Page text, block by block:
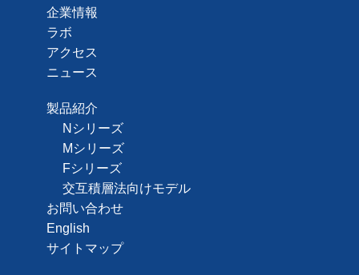
企業情報
ラボ
アクセス
ニュース
製品紹介
Nシリーズ
Mシリーズ
Fシリーズ
交互積層法向けモデル
お問い合わせ
English
サイトマップ